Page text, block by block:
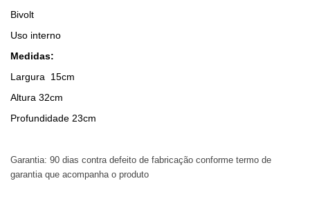
Bivolt
Uso interno
Medidas:
Largura 15cm
Altura 32cm
Profundidade 23cm
Garantia: 90 dias contra defeito de fabricação conforme termo de
garantia que acompanha o produto